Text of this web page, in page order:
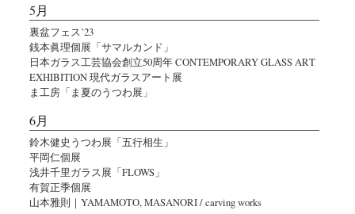
5月
裏盆フェス’23
銭本眞理個展「サマルカンド」
日本ガラス工芸協会創立50周年 CONTEMPORARY GLASS ART
EXHIBITION 現代ガラスアート展
ま工房「ま夏のうつわ展」
6月
鈴木健史うつわ展「五行相生」
平岡仁個展
浅井千里ガラス展「FLOWS」
有賀正季個展
山本雅則｜YAMAMOTO, MASANORI / carving works